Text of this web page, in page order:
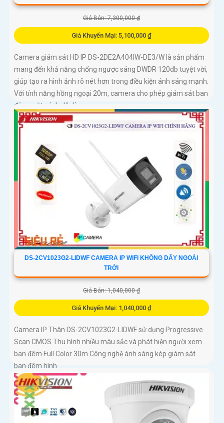
Giá Bán: 7,300,000 ₫
Giá Khuyến Mại: 5,100,000 ₫
Camera giám sát HD IP DS-2DE2A404IW-DE3/W là sản phẩm
mang đến khả năng chống ngược sáng DWDR 120db tuyệt vời,
giúp tạo ra hình ảnh rõ nét hơn trong điều kiện ánh sáng mạnh.
Với tính năng hồng ngoại 20m, camera cho phép giám sát ban
đêm một cách dễ dàng
DS-2CV1023G2-LIDWF CAMERA IP WIFI KHÔNG DÂY NGOÀI
TRỜI
Giá Bán: 1,040,000 ₫
Giá Khuyến Mại: 1,040,000 ₫
Camera IP Thân DS-2CV1023G2-LIDWF sử dụng Progressive
Scan CMOS Thu hình nhiều màu sắc và phát hiện người xem
ban đêm Full Color 30m Công nghệ ánh sáng kép giám sát
ban đêm hình...